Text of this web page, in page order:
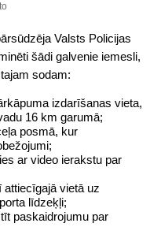
Valsts Policijas
šādi galvenie iemesli,
sodam:
izdarīšanas vieta,
16 km garumā;
posmā, kur
ar video ierakstu par
vietā uz
līdzeķļi;
paskaidrojumu par